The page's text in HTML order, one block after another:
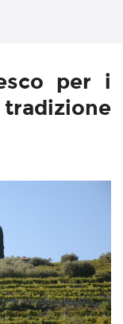
per i